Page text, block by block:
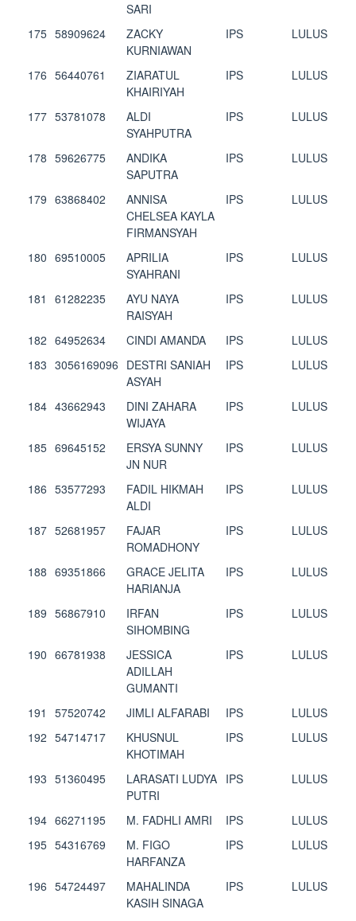
SARI
175 58909624
ZACKY
KURNIAWAN
IPS LULUS
176 56440761
ZIARATUL
KHAIRIYAH
IPS LULUS
177 53781078
ALDI
SYAHPUTRA
IPS LULUS
178 59626775
ANDIKA
SAPUTRA
IPS LULUS
179 63868402
ANNISA
CHELSEA KAYLA
FIRMANSYAH
IPS LULUS
180 69510005
APRILIA
SYAHRANI
IPS LULUS
181 61282235
AYU NAYA
RAISYAH
IPS LULUS
182 64952634 CINDI AMANDA IPS
LULUS
183 3056169096 DESTRI SANIAH
ASYAH
IPS LULUS
184 43662943
DINI ZAHARA
WIJAYA
IPS LULUS
185 69645152
ERSYA SUNNY
JN NUR
IPS LULUS
186 53577293
FADIL HIKMAH
ALDI
IPS LULUS
187 52681957
FAJAR
ROMADHONY
IPS LULUS
188 69351866
GRACE JELITA
HARIANJA
IPS LULUS
189 56867910
IRFAN
SIHOMBING
IPS LULUS
190 66781938
JESSICA
ADILLAH
GUMANTI
IPS LULUS
191 57520742 JIMLI ALFARABI IPS
LULUS
192 54714717
KHUSNUL
KHOTIMAH
IPS LULUS
193 51360495
LARASATI LUDYA
PUTRI
IPS LULUS
194 66271195 M. FADHLI AMRI IPS
LULUS
195 54316769
M. FIGO
HARFANZA
IPS LULUS
196 54724497
MAHALINDA
KASIH SINAGA
IPS LULUS